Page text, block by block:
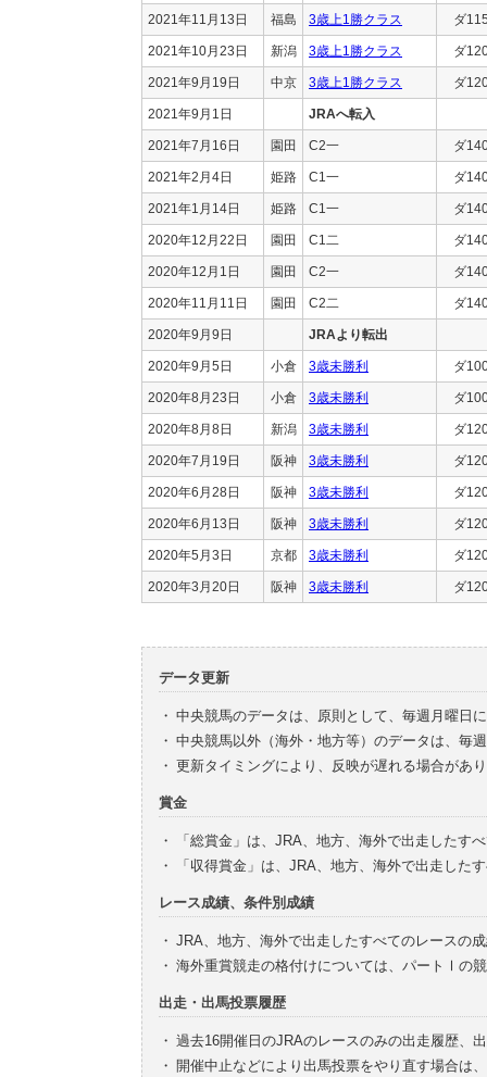
2021年11月13日 福島 3歳上1勝クラス ダ
2021年10月23日 新潟 3歳上1勝クラス ダ
2021年9月19日 中京 3歳上1勝クラス ダ
2021年9月1日 JRAへ転入
2021年7月16日 園田 C2一 ダ
2021年2月4日 姫路 C1一 ダ
2021年1月14日 姫路 C1一 ダ
2020年12月22日 園田 C1二 ダ
2020年12月1日 園田 C2一 ダ
2020年11月11日 園田 C2二 ダ
2020年9月9日 JRAより転出
2020年9月5日 小倉 3歳未勝利 ダ
2020年8月23日 小倉 3歳未勝利 ダ
2020年8月8日 新潟 3歳未勝利 ダ
2020年7月19日 阪神 3歳未勝利 ダ
2020年6月28日 阪神 3歳未勝利 ダ
2020年6月13日 阪神 3歳未勝利 ダ
2020年5月3日 京都 3歳未勝利 ダ
2020年3月20日 阪神 3歳未勝利 ダ
データ更新
・ 中央競馬のデータは、原則として、毎週月曜日
・ 中央競馬以外（海外・地方等）のデータは、毎
・ 更新タイミングにより、反映が遅れる場合があ
賞金
・
「総賞金」は、JRA、地方、海外で出走したす
・
「収得賞金」は、JRA、地方、海外で出走した
レース成績、条件別成績
・ JRA、地方、海外で出走したすべてのレースの
・ 海外重賞競走の格付けについては、パートⅠの
出走・出馬投票履歴
・ 過去16開催日のJRAのレースのみの出走履歴、
・ 開催中止などにより出馬投票をやり直す場合は